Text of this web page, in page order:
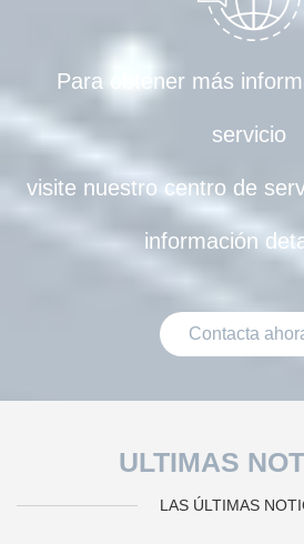
Para obtener más
servicio
visite nuestro centro de
información
Contacta
ULTIMAS
LAS ÚLTIMAS